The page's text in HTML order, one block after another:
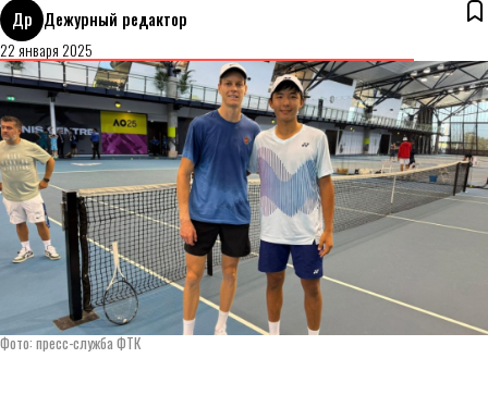
Др Дежурный редактор
22 января 2025
Фото: пресс-служба ФТК